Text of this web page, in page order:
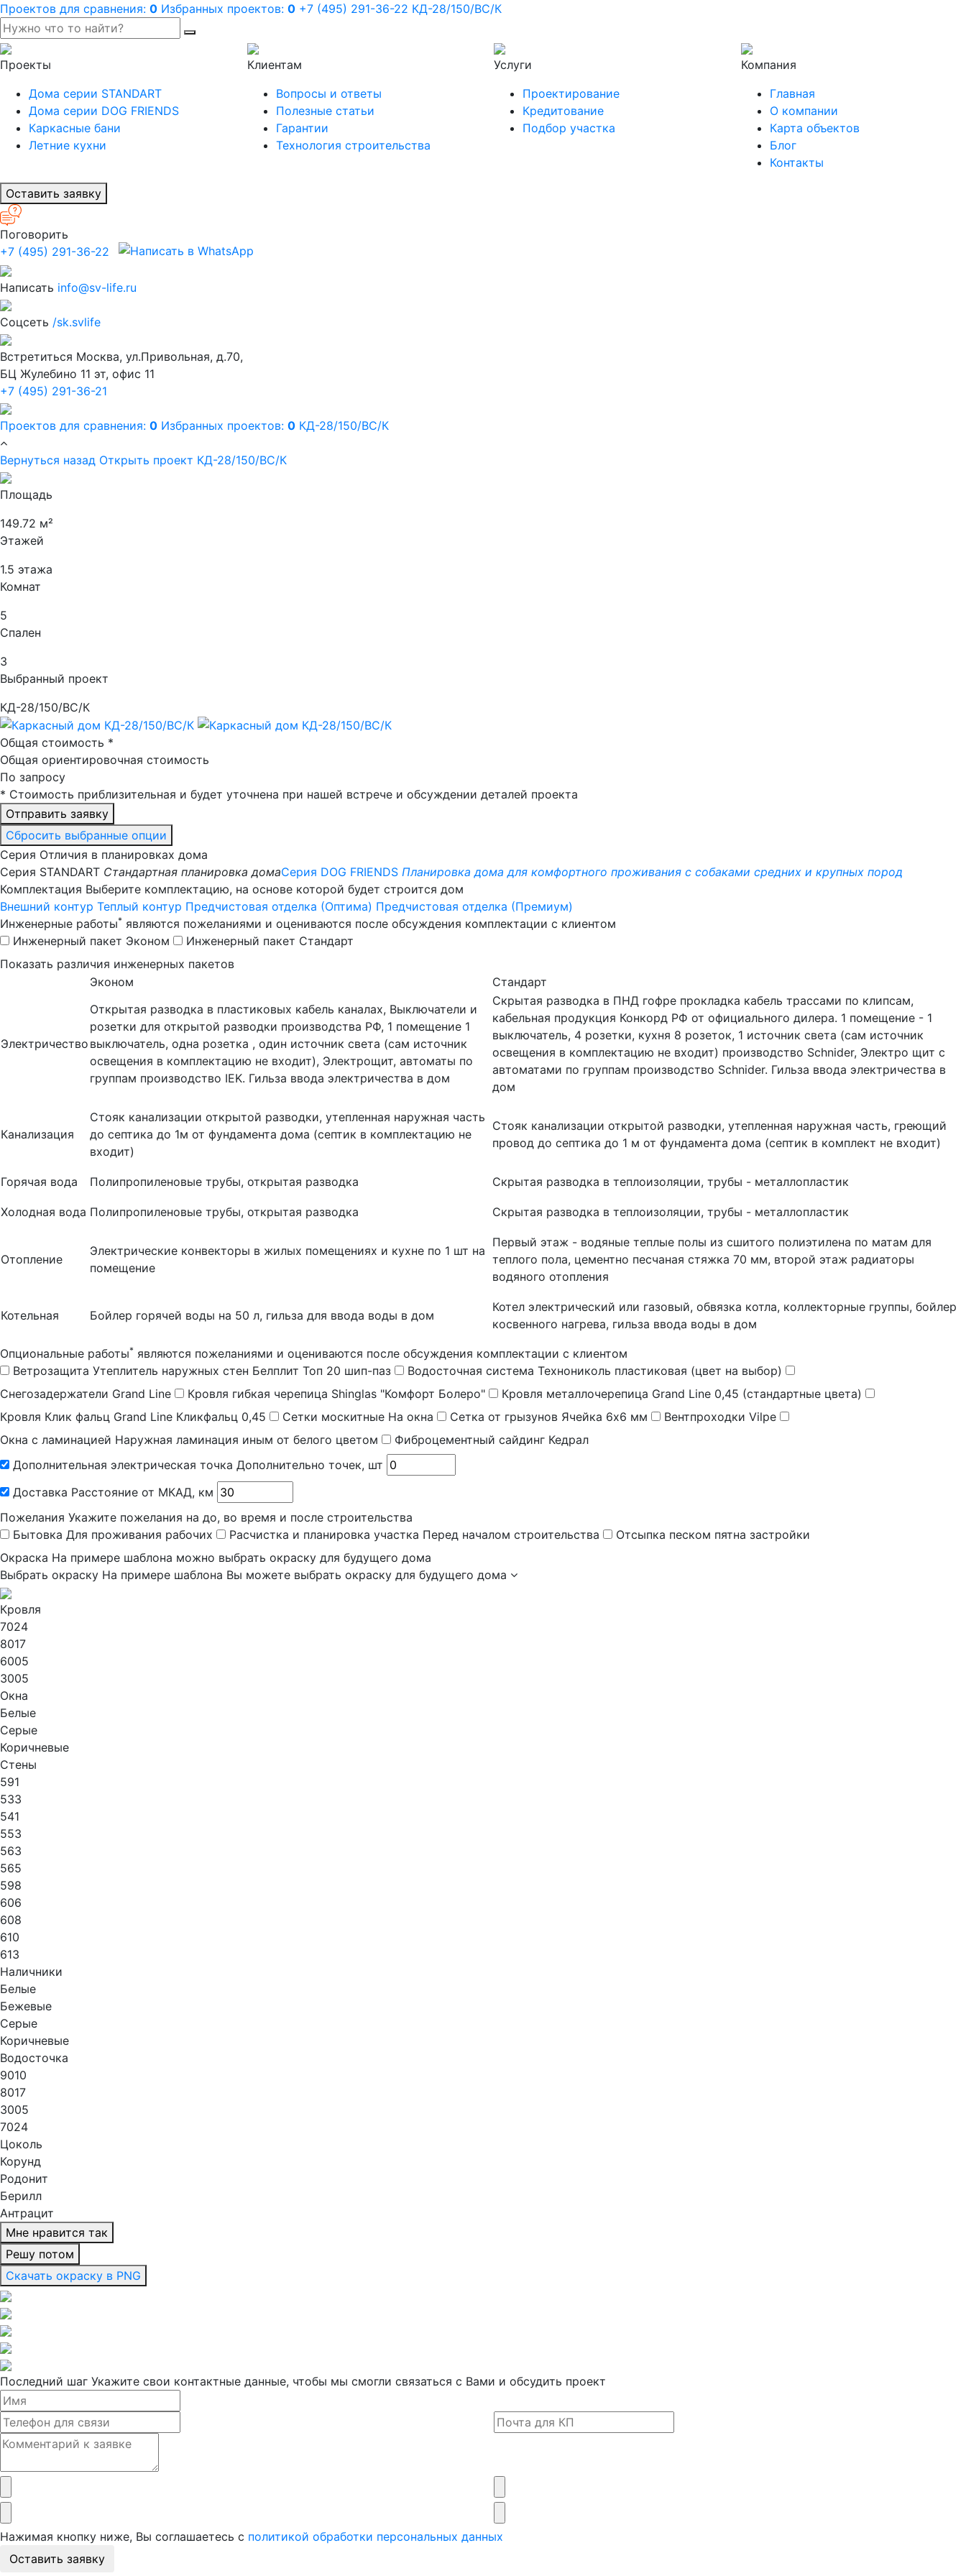
Проектов для сравнения: 0 Избранных проектов: 0 +7 (495) 291-36-22 КД-28/150/ВС/К
Проекты
Дома серии STANDART
Дома серии DOG FRIENDS
Каркасные бани
Летние кухни
Клиентам
Вопросы и ответы
Полезные статьи
Гарантии
Технология строительства
Услуги
Проектирование
Кредитование
Подбор участка
Компания
Главная
О компании
Карта объектов
Блог
Контакты
Оставить заявку
Поговорить
+7 (495) 291-36-22
Написать info@sv-life.ru
Соцсеть /sk.svlife
Встретиться Москва, ул.Привольная, д.70,
БЦ Жулебино 11 эт, офис 11
+7 (495) 291-36-21
Проектов для сравнения: 0 Избранных проектов: 0 КД-28/150/ВС/К
Вернуться назад Открыть проект КД-28/150/ВС/К
Площадь
149.72 м²
Этажей
1.5 этажа
Комнат
5
Спален
3
Выбранный проект
КД-28/150/ВС/К
Общая стоимость *
Общая ориентировочная стоимость
По запросу
* Стоимость приблизительная и будет уточнена при нашей встрече и обсуждении деталей проекта
Отправить заявку
Сбросить выбранные опции
Серия Отличия в планировках дома
Серия STANDART Стандартная планировка домаСерия DOG FRIENDS Планировка дома для комфортного проживания с собаками средних и крупных пород
Комплектация Выберите комплектацию, на основе которой будет строится дом
Внешний контур Теплый контур Предчистовая отделка (Оптима) Предчистовая отделка (Премиум)
Инженерные работы* являются пожеланиями и оцениваются после обсуждения комплектации с клиентом
Инженерный пакет Эконом Инженерный пакет Стандарт
Показать различия инженерных пакетов
Эконом
Стандарт
Электричество
Открытая разводка в пластиковых кабель каналах, Выключатели и
розетки для открытой разводки производства РФ, 1 помещение 1
выключатель, одна розетка , один источник света (сам источник
освещения в комплектацию не входит), Электрощит, автоматы по
группам производство IEK. Гильза ввода электричества в дом
Скрытая разводка в ПНД гофре прокладка кабель трассами по клипсам,
кабельная продукция Конкорд РФ от официального дилера. 1 помещение - 1
выключатель, 4 розетки, кухня 8 розеток, 1 источник света (сам источник
освещения в комплектацию не входит) производство Schnider, Электро щит с
автоматами по группам производство Schnider. Гильза ввода электричества в
дом
Канализация
Стояк канализации открытой разводки, утепленная наружная часть
до септика до 1м от фундамента дома (септик в комплектацию не
входит)
Стояк канализации открытой разводки, утепленная наружная часть, греющий
провод до септика до 1 м от фундамента дома (септик в комплект не входит)
Горячая вода Полипропиленовые трубы, открытая разводка Скрытая разводка в теплоизоляции, трубы - металлопластик
Холодная вода Полипропиленовые трубы, открытая разводка Скрытая разводка в теплоизоляции, трубы - металлопластик
Отопление
Электрические конвекторы в жилых помещениях и кухне по 1 шт на
помещение
Первый этаж - водяные теплые полы из сшитого полиэтилена по матам для
теплого пола, цементно песчаная стяжка 70 мм, второй этаж радиаторы
водяного отопления
Котельная Бойлер горячей воды на 50 л, гильза для ввода воды в дом
Котел электрический или газовый, обвязка котла, коллекторные группы, бойлер
косвенного нагрева, гильза ввода воды в дом
Опциональные работы* являются пожеланиями и оцениваются после обсуждения комплектации с клиентом
Ветрозащита Утеплитель наружных стен Белплит Топ 20 шип-паз Водосточная система Технониколь пластиковая (цвет на выбор)
Снегозадержатели Grand Line Кровля гибкая черепица Shinglas "Комфорт Болеро" Кровля металлочерепица Grand Line 0,45 (стандартные цвета)
Кровля Клик фальц Grand Line Кликфальц 0,45 Сетки москитные На окна Сетка от грызунов Ячейка 6х6 мм Вентпроходки Vilpe
Окна с ламинацией Наружная ламинация иным от белого цветом Фиброцементный сайдинг Кедрал
Дополнительная электрическая точка Дополнительно точек, шт
Доставка Расстояние от МКАД, км
Пожелания Укажите пожелания на до, во время и после строительства
Бытовка Для проживания рабочих Расчистка и планировка участка Перед началом строительства
Отсыпка песком пятна застройки
Окраска На примере шаблона можно выбрать окраску для будущего дома
Выбрать окраску На примере шаблона Вы можете выбрать окраску для будущего дома
Кровля
7024
8017
6005
3005
Окна
Белые
Серые
Коричневые
Стены
591
533
541
553
563
565
598
606
608
610
613
Наличники
Белые
Бежевые
Серые
Коричневые
Водосточка
9010
8017
3005
7024
Цоколь
Корунд
Родонит
Берилл
Антрацит
Мне нравится так
Решу потом
Скачать окраску в PNG
Последний шаг Укажите свои контактные данные, чтобы мы смогли связаться с Вами и обсудить проект
Нажимая кнопку ниже, Вы соглашаетесь с политикой обработки персональных данных
Оставить заявку